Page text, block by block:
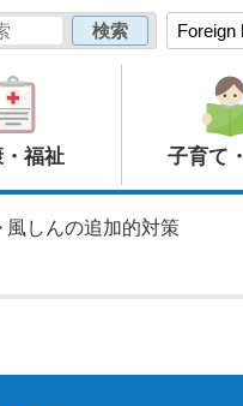
Foreign
福祉 子育て
風しんの追加的対策